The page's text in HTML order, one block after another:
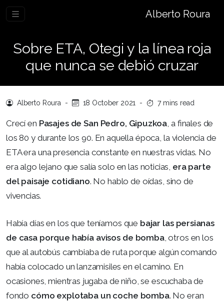
Alberto Roura
Sobre ETA, Otegi y la línea roja
que nunca se debió cruzar
Alberto Roura - 18 October 2021 - 7 mins read
Crecí en Pasajes de San Pedro, Gipuzkoa, a finales de
los 80 y durante los 90. En aquella época, la violencia de
ETA era una presencia constante en nuestras vidas. No
era algo lejano que salía solo en las noticias, era parte
del paisaje cotidiano. No hablo de oídas, sino de
vivencias.
Había días en los que teníamos que bajar las persianas
de casa porque había avisos de bomba, otros en los
que al autobús cambiaba de ruta porque algún comando
había colocado un lanzamisiles en el camino. En
ocasiones, mientras jugaba de niño, se escuchaba de
fondo cómo explotaba un coche bomba. No eran